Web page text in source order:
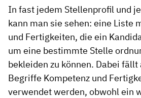
In fast jedem Stellenprofil und
kann man sie sehen: eine Liste
und Fertigkeiten, die ein
um eine bestimmte Stelle
bekleiden zu können. Dabei fällt
Begriffe Kompetenz und
verwendet werden, obwohl ein